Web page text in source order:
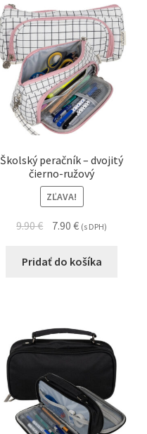
Školský peračník – dvojitý
čierno-ružový
ZĽAVA!
9.90€ 7.90€ (s DPH)
Pridať do košíka